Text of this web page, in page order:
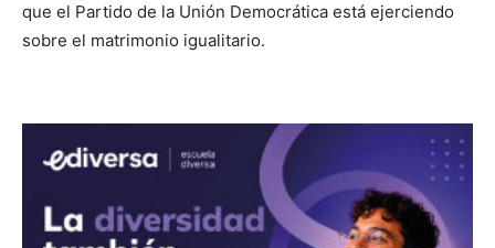
que el Partido de la Unión Democrática está ejerciendo
sobre el matrimonio igualitario.